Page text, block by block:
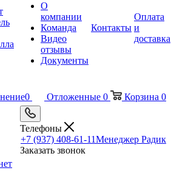
О
компании
Команда
Видео
отзывы
Документы
Контакты
Оплата
и
доставка
0 Отложенные 0 Корзина 0
Телефоны
+7 (937) 408-61-11Менеджер Радик
Заказать звонок